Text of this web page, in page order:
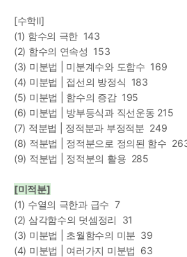
[수학Ⅱ]
(1) 함수의 극한  143
(2) 함수의 연속성  153
(3) 미분법 | 미분계수와 도함수  169
(4) 미분법 | 접선의 방정식  183
(5) 미분법 | 함수의 증감  195
(6) 미분법 | 방부등식과 직선운동 215
(7) 적분법 | 정적분과 부정적분  249
(8) 적분법 | 정적분으로 정의된 함수
(9) 적분법 | 정적분의 활용  285
[미적분]
(1) 수열의 극한과 급수  7
(2) 삼각함수의 덧셈정리  31
(3) 미분법 | 초월함수의 미분  39
(4) 미분법 | 여러가지 미분법  63